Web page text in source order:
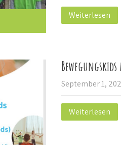
Weiterlesen
September 1,
Weiterlesen